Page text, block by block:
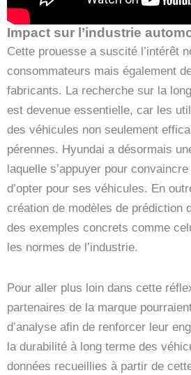
Impact sur l’industrie
Cette prouesse a suscité l’intérêt
consommateurs mais également
fabricants. La recherche sur la
est devenue essentielle, car les
des véhicules non seulement
pérennes. Hyundai a désormais
laquelle s’appuyer pour
d’opter pour ses véhicules. En
création de modèles de prédiction
des exemples concrets comme
les normes de l’industrie.
Pour aller plus loin dans cette
partenaires de la marque
d’analyse afin de renforcer leur
la durabilité à long terme des
données recueillies à partir de